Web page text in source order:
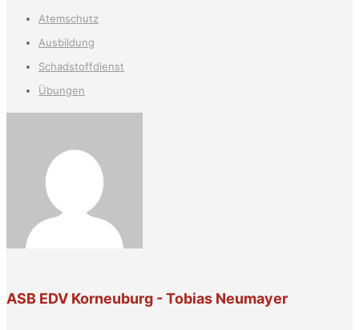
Atemschutz
Ausbildung
Schadstoffdienst
Übungen
ASB EDV Korneuburg - Tobias Neumayer